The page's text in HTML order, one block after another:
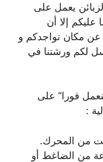
يعمل على
عليكم إلا أن
عن مكان تواجدكم و
لكم ورشتنا في
فورا” على
:
من المحرك.
من الضاغط أو